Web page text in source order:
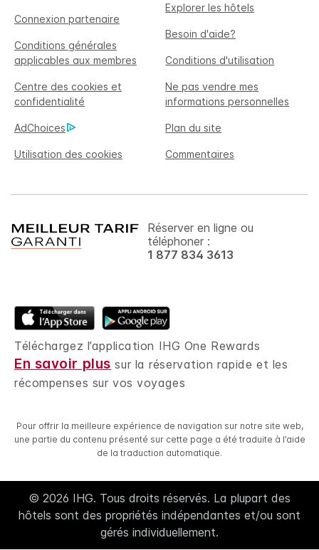
Explorer les hôtels
Connexion partenaire
Besoin d'aide?
Conditions générales
applicables aux membres
Conditions d'utilisation
Centre des cookies et
confidentialité
Ne pas vendre mes
informations personnelles
AdChoices Plan du site
Utilisation des cookies Commentaires
Réserver en ligne ou
téléphoner :
1 877 834 3613
Téléchargez l’application IHG One Rewards
En savoir plus sur la réservation rapide et les
récompenses sur vos voyages
Pour offrir la meilleure expérience de navigation sur notre site web,
une partie du contenu présenté sur cette page a été traduite à l’aide
de la traduction automatique.
© 2026 IHG. Tous droits réservés. La plupart des
hôtels sont des propriétés indépendantes et/ou sont
gérés individuellement.